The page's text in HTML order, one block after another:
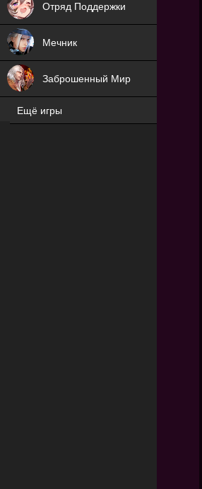
Отряд Поддержки
Мечник
Заброшенный Мир
NEW
Ещё игры